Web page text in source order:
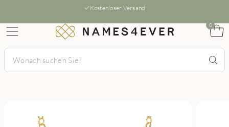
Kostenloser Versand
0